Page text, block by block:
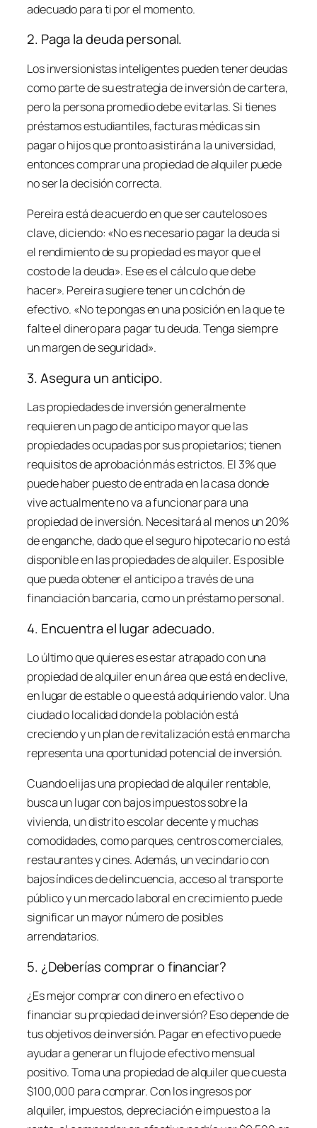
adecuado para ti por el momento.
2. Paga la deuda personal.
Los inversionistas inteligentes pueden tener deudas
como parte de su estrategia de inversión de cartera,
pero la persona promedio debe evitarlas. Si tienes
préstamos estudiantiles, facturas médicas sin
pagar o hijos que pronto asistirán a la universidad,
entonces comprar una propiedad de alquiler puede
no ser la decisión correcta.
Pereira está de acuerdo en que ser cauteloso es
clave, diciendo: «No es necesario pagar la deuda si
el rendimiento de su propiedad es mayor que el
costo de la deuda». Ese es el cálculo que debe
hacer». Pereira sugiere tener un colchón de
efectivo. «No te pongas en una posición en la que te
falte el dinero para pagar tu deuda. Tenga siempre
un margen de seguridad».
3. Asegura un anticipo.
Las propiedades de inversión generalmente
requieren un pago de anticipo mayor que las
propiedades ocupadas por sus propietarios; tienen
requisitos de aprobación más estrictos. El 3% que
puede haber puesto de entrada en la casa donde
vive actualmente no va a funcionar para una
propiedad de inversión. Necesitará al menos un 20%
de enganche, dado que el seguro hipotecario no está
disponible en las propiedades de alquiler. Es posible
que pueda obtener el anticipo a través de una
financiación bancaria, como un préstamo personal.
4. Encuentra el lugar adecuado.
Lo último que quieres es estar atrapado con una
propiedad de alquiler en un área que está en declive,
en lugar de estable o que está adquiriendo valor. Una
ciudad o localidad donde la población está
creciendo y un plan de revitalización está en marcha
representa una oportunidad potencial de inversión.
Cuando elijas una propiedad de alquiler rentable,
busca un lugar con bajos impuestos sobre la
vivienda, un distrito escolar decente y muchas
comodidades, como parques, centros comerciales,
restaurantes y cines. Además, un vecindario con
bajos índices de delincuencia, acceso al transporte
público y un mercado laboral en crecimiento puede
significar un mayor número de posibles
arrendatarios.
5. ¿Deberías comprar o financiar?
¿Es mejor comprar con dinero en efectivo o
financiar su propiedad de inversión? Eso depende de
tus objetivos de inversión. Pagar en efectivo puede
ayudar a generar un flujo de efectivo mensual
positivo. Toma una propiedad de alquiler que cuesta
$100,000 para comprar. Con los ingresos por
alquiler, impuestos, depreciación e impuesto a la